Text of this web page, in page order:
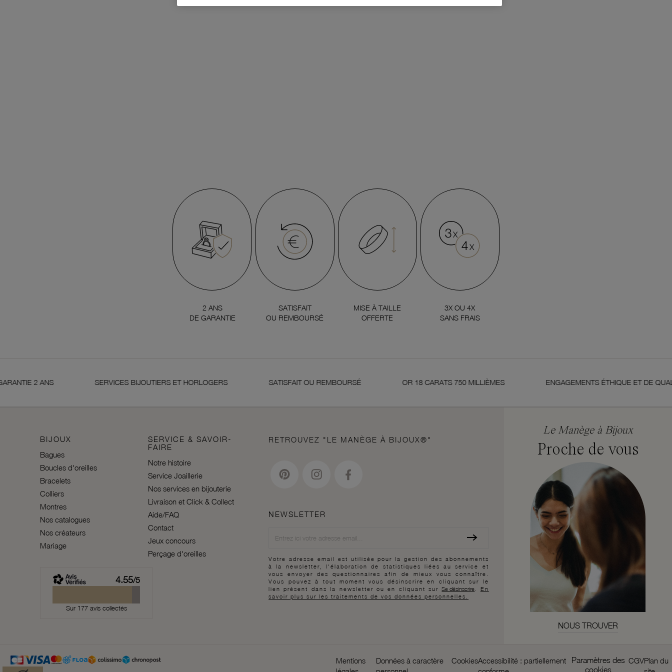
2 ANS
DE GARANTIE
SATISFAIT
OU REMBOURSÉ
MISE À TAILLE
OFFERTE
3X OU 4X
SANS FRAIS
2 ANS SERVICES BIJOUTIERS ET HORLOGERS SATISFAIT OU REMBOURSÉ OR 18 CARATS 750 MILLIÈMES ENGAGEMENTS ÉTHIQUE ET DE QUALITÉ
BIJOUX
Bagues
Boucles d'oreilles
Bracelets
Colliers
Montres
Nos catalogues
Nos créateurs
Mariage
SERVICE & SAVOIR-
FAIRE
Notre histoire
Service Joaillerie
Nos services en bijouterie
Livraison et Click & Collect
Aide/FAQ
Contact
Jeux concours
Perçage d'oreilles
4.55/5
Sur 177 avis collectés
RETROUVEZ "LE MANÈGE À BIJOUX®"
NEWSLETTER
Votre adresse email est utilisée pour la gestion des abonnements
à la newsletter, l'élaboration de statistiques liées au service et
vous envoyer des questionnaires afin de mieux vous connaître.
Vous pouvez à tout moment vous désinscrire en cliquant sur le
lien présent dans la newsletter ou en cliquant surSe désinscrire
En
savoir plus sur les traitements de vos données personnelles.
Le Manège à Bijoux
Proche de vous
NOUS TROUVER
Mentions
Données à caractère
CookiesAccessibilité : partiellement
Paramètres des
cookies
CGVPlan du